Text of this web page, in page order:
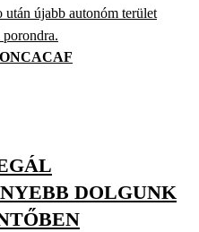
után újabb autonóm terület
DOLGUNK